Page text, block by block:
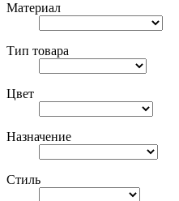
Материал
Тип товара
Цвет
Назначение
Стиль